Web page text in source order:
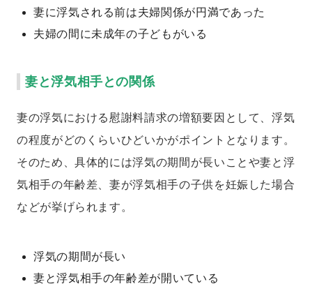
妻に浮気される前は夫婦関係が円満であった
夫婦の間に未成年の子どもがいる
妻と浮気相手との関係
妻の浮気における慰謝料請求の増額要因として、浮気
の程度がどのくらいひどいかがポイントとなります。
そのため、具体的には浮気の期間が長いことや妻と浮
気相手の年齢差、妻が浮気相手の子供を妊娠した場合
などが挙げられます。
浮気の期間が長い
妻と浮気相手の年齢差が開いている